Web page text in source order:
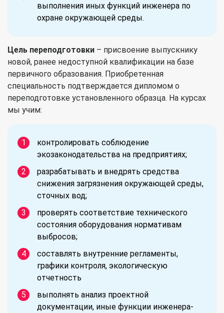
выполнения иных функций инженера по
охране окружающей среды.
Цель переподготовки – присвоение выпускнику
новой, ранее недоступной квалификации на базе
первичного образования. Приобретенная
специальность подтверждается дипломом о
переподготовке установленного образца. На курсах
мы учим:
контролировать соблюдение
экозаконодательства на предприятиях;
разрабатывать и внедрять средства
снижения загрязнения окружающей среды,
сточных вод;
проверять соответствие технического
состояния оборудования нормативам
выбросов;
составлять внутренние регламенты,
графики контроля, экологическую
отчетность
выполнять анализ проектной
документации, иные функции инженера-